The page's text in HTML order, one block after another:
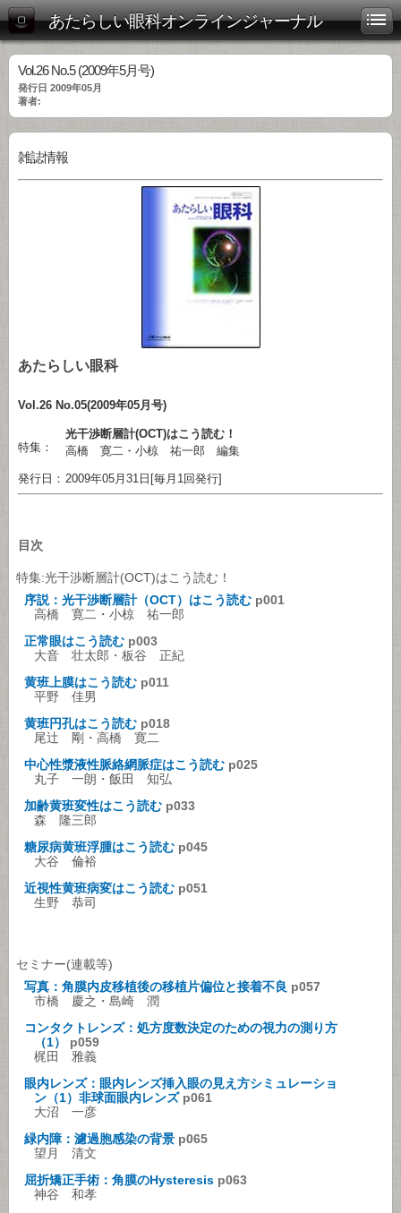
あたらしい眼科オンラインジャーナル
Vol.26 No.5 (2009年5月号)
発行日 2009年05月
著者:
雑誌情報
あたらしい眼科
Vol.26 No.05(2009年05月号)
特集：
光干渉断層計(OCT)はこう読む！
高橋 寛二・小椋 祐一郎 編集
発行日： 2009年05月31日[毎月1回発行]
目次
特集:光干渉断層計(OCT)はこう読む！
序説：光干渉断層計（OCT）はこう読む p001
高橋 寛二・小椋 祐一郎
正常眼はこう読む p003
大音 壮太郎・板谷 正紀
黄班上膜はこう読む p011
平野 佳男
黄班円孔はこう読む p018
尾辻 剛・高橋 寛二
中心性漿液性脈絡網脈症はこう読む p025
丸子 一朗・飯田 知弘
加齢黄班変性はこう読む p033
森 隆三郎
糖尿病黄班浮腫はこう読む p045
大谷 倫裕
近視性黄班病変はこう読む p051
生野 恭司
セミナー(連載等)
写真：角膜内皮移植後の移植片偏位と接着不良 p057
市橋 慶之・島崎 潤
コンタクトレンズ：処方度数決定のための視力の測り方
（1）
p059
梶田 雅義
眼内レンズ：眼内レンズ挿入眼の見え方シミュレーショ
ン（1）非球面眼内レンズ p061
大沼 一彦
緑内障：濾過胞感染の背景 p065
望月 清文
屈折矯正手術：角膜のHysteresis p063
神谷 和孝